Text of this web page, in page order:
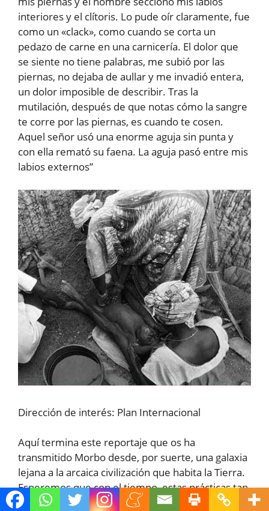
interiores y el clítoris. Lo pude oír claramente, fue
como un «clack», como cuando se corta un
pedazo de carne en una carnicería. El dolor que
se siente no tiene palabras, me subió por las
piernas, no dejaba de aullar y me invadió entera,
un dolor imposible de describir. Tras la
mutilación, después de que notas cómo la sangre
te corre por las piernas, es cuando te cosen.
Aquel señor usó una enorme aguja sin punta y
con ella remató su faena. La aguja pasó entre mis
labios externos”
Dirección de interés: Plan Internacional
Aquí termina este reportaje que os ha
transmitido Morbo desde, por suerte, una galaxia
lejana a la arcaica civilización que habita la Tierra.
Esperemos que con el tiempo, estas prácticas tan
salvajes sean erradicadas del historial terrícola,